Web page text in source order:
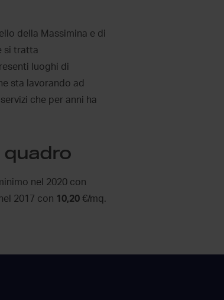
della Massimina e di
si tratta
luoghi di
sta lavorando ad
che per anni ha
quadro
nel 2020 con
2017 con 10,20€/mq.